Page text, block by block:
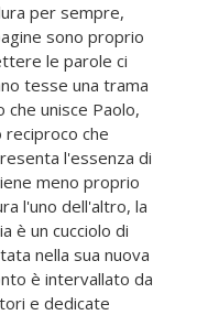
per sempre,
sono proprio
le parole ci
tesse una trama
unisce Paolo,
che
l'essenza di
meno proprio
l'uno dell'altro, la
è un cucciolo di
nella sua nuova
è intervallato da
e dedicate